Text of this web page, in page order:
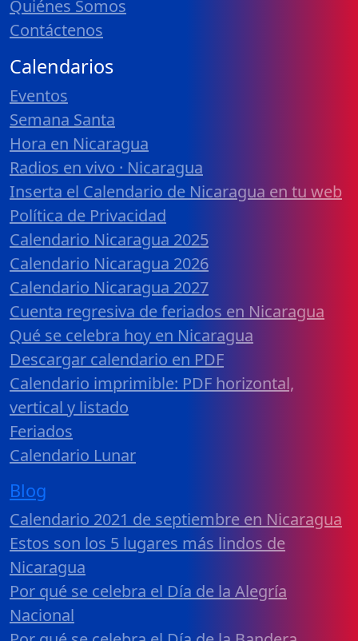
Quiénes Somos
Contáctenos
Calendarios
Eventos
Semana Santa
Hora en Nicaragua
Radios en vivo · Nicaragua
Inserta el Calendario de Nicaragua en tu web
Política de Privacidad
Calendario Nicaragua 2025
Calendario Nicaragua 2026
Calendario Nicaragua 2027
Cuenta regresiva de feriados en Nicaragua
Qué se celebra hoy en Nicaragua
Descargar calendario en PDF
Calendario imprimible: PDF horizontal,
vertical y listado
Feriados
Calendario Lunar
Blog
Calendario 2021 de septiembre en Nicaragua
Estos son los 5 lugares más lindos de
Nicaragua
Por qué se celebra el Día de la Alegría
Nacional